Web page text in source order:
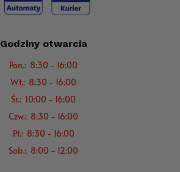
Godziny otwarcia
Pon.: 8:30 - 16:00
Wt.: 8:30 - 16:00
Śr.: 10:00 - 16:00
Czw.: 8:30 - 16:00
Pt.: 8:30 - 16:00
Sob.: 8:00 - 12:00